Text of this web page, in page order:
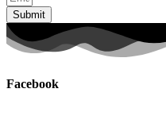
Submit
Facebook